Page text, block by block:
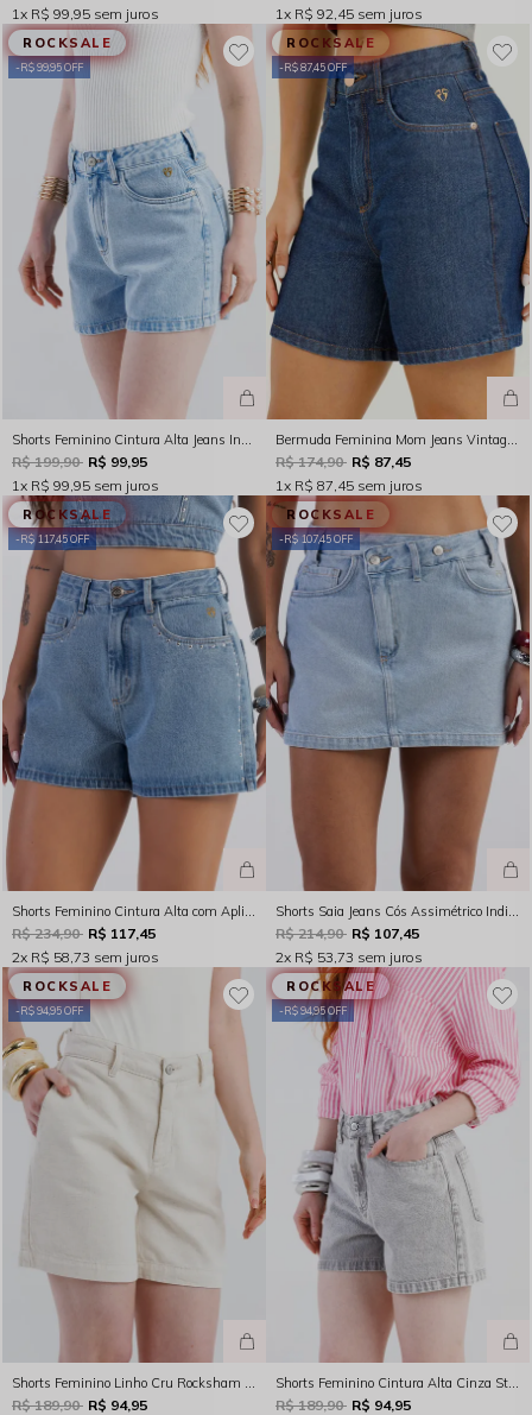
1x R$ 99,95 sem juros
1x R$ 92,45 sem juros
R$ 99,95 OFF
ROCKSALE
Shorts Feminino Cintura Alta Jeans Indigo Claro Rocksham - 253018
R$ 199,90 R$ 99,95
1x R$ 99,95 sem juros
R$ 87,45 OFF
ROCKSALE
Bermuda Feminina Mom Jeans Vintage Indigo Escuro Rocksham - 244037
R$ 174,90 R$ 87,45
1x R$ 87,45 sem juros
R$ 117,45 OFF
ROCKSALE
Shorts Feminino Cintura Alta com Aplicação Indigo Médio Rocksham – 254034
R$ 234,90 R$ 117,45
2x R$ 58,73 sem juros
R$ 107,45 OFF
ROCKSALE
Shorts Saia Jeans Cós Assimétrico Indigo Claro Rocksham - 254038
R$ 214,90 R$ 107,45
2x R$ 53,73 sem juros
R$ 94,95 OFF
ROCKSALE
Shorts Feminino Linho Cru Rocksham - 253011 - 10004
R$ 189,90 R$ 94,95
R$ 94,95 OFF
ROCKSALE
Shorts Feminino Cintura Alta Cinza Stone Rocksham - 253002
R$ 189,90 R$ 94,95